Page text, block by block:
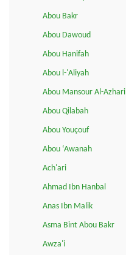
Abou Bakr
Abou Dawoud
Abou Hanifah
Abou l-'Aliyah
Abou Mansour Al-Azhari
Abou Qilabah
Abou Youçouf
Abou ‘Awanah
Ach'ari
Ahmad Ibn Hanbal
Anas Ibn Malik
Asma Bint Abou Bakr
Awza'i